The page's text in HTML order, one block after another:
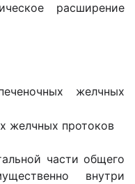
желчных
части об­щего
внутри